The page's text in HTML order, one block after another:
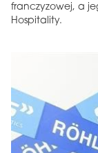
franczyzowej, a
Hospitality.